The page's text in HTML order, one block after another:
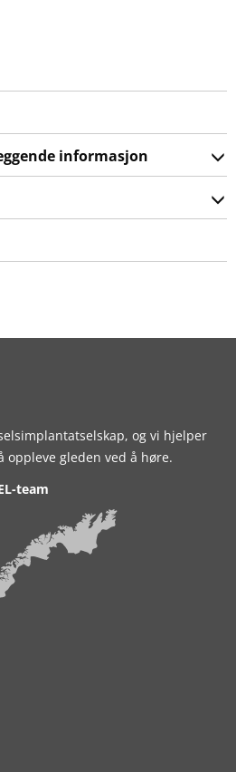
informasjon
og vi hjelper
oppleve gleden ved å høre.
team